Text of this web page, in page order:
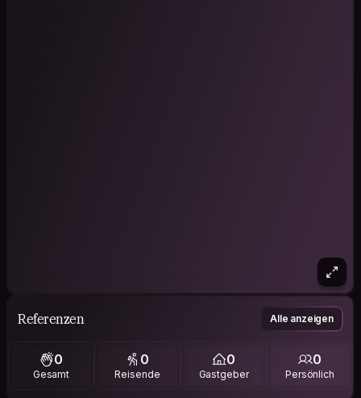
Referenzen Alle anzeigen
0
Gesamt
0
Reisende
0
Gastgeber
0
Persönlich